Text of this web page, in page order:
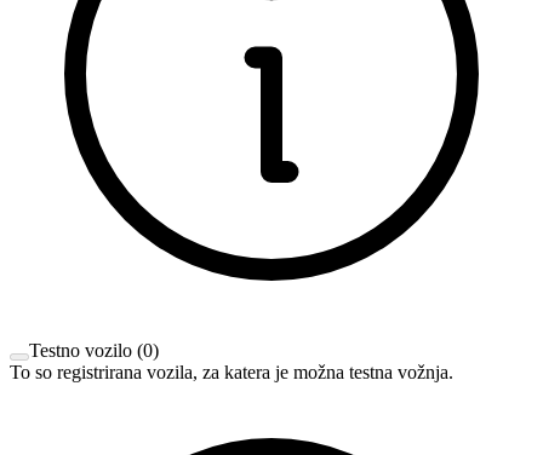
Testno vozilo (0)
To so registrirana vozila, za katera je možna testna vožnja.